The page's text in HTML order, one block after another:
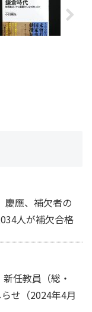
慶應、補欠者の
人が補欠合格
任教員（総・
せ（2024年4月